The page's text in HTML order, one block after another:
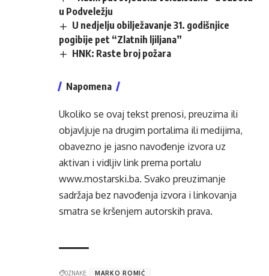
u Podveležju
U nedjelju obilježavanje 31. godišnjice
pogibije pet “Zlatnih ljiljana”
HNK: Raste broj požara
Napomena
Ukoliko se ovaj tekst prenosi, preuzima ili
objavljuje na drugim portalima ili medijima,
obavezno je jasno navođenje izvora uz
aktivan i vidljiv link prema portalu
www.mostarski.ba. Svako preuzimanje
sadržaja bez navođenja izvora i linkovanja
smatra se kršenjem autorskih prava.
OZNAKE: MARKO ROMIĆ